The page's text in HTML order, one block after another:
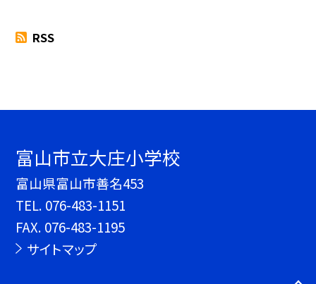
RSS
富山市立大庄小学校
富山県富山市善名453
TEL. 076-483-1151
FAX. 076-483-1195
サイトマップ